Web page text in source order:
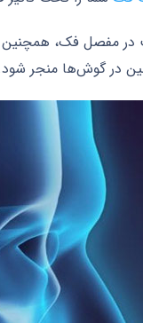
در مفصل فک،
در گوش‌ها منجر